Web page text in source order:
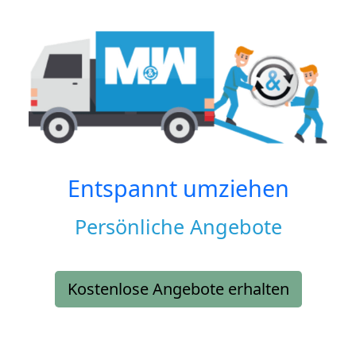
Entspannt umziehen
Persönliche Angebote
Kostenlose Angebote erhalten